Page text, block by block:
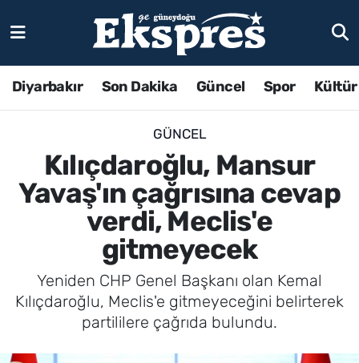
Diyarbakır Son Dakika Güncel Spor
GÜNCEL
Kılıçdaroğlu, Mansur
Yavaş'ın çağrısına cevap
verdi, Meclis'e
gitmeyecek
Yeniden CHP Genel Başkanı olan Kemal
Kılıçdaroğlu, Meclis'e gitmeyeceğini belirterek
partililere çağrıda bulundu.